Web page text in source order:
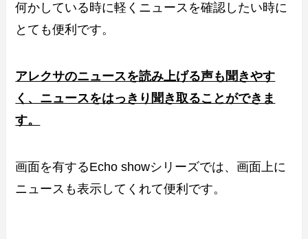
何かしている時に軽くニュースを確認したい時に
とても便利です。
アレクサのニュースを読み上げる声も聞きやす
く、ニュースをはっきり聞き取ることができま
す。
画面を有するEcho showシリーズでは、画面上に
ニュースも表示してくれて便利です。